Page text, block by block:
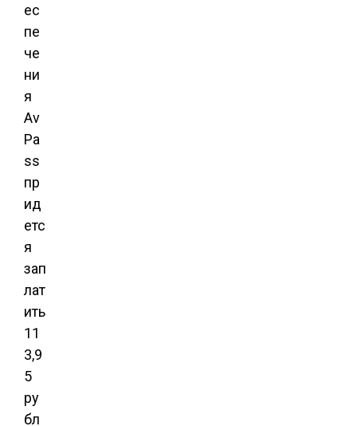
ес
пе
че
ни
я
Av
Pa
ss
пр
ид
етс
я
зап
лат
ить
11
3,9
5
ру
бл